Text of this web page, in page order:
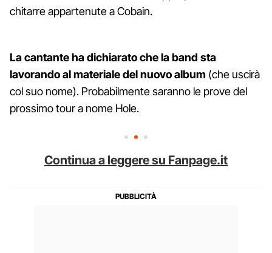
chitarre appartenute a Cobain.
La cantante ha dichiarato che la band sta
lavorando al materiale del nuovo album (che uscirà
col suo nome). Probabilmente saranno le prove del
prossimo tour a nome Hole.
Continua a leggere su Fanpage.it